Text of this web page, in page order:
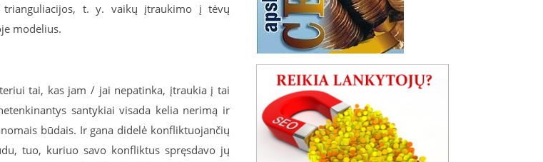
trianguliacijos, t. y. vaikų įtraukimo į tėvų
modelius.
tai, kas jam / jai nepatinka, įtraukia į tai
santykiai visada kelia nerimą ir
būdais. Ir gana didelė konfliktuojančių
tuo, kuriuo savo konfliktus spręsdavo jų